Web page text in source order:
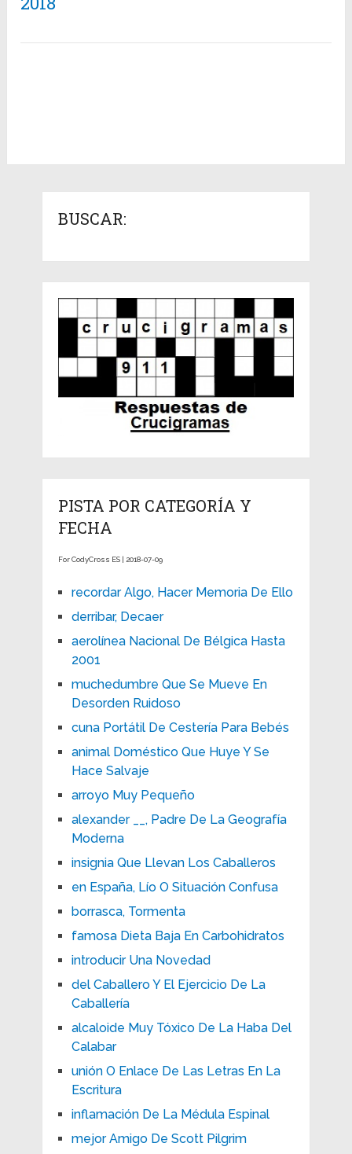
BUSCAR:
PISTA POR CATEGORÍA Y
FECHA
For CodyCross ES | 2018-07-09
recordar Algo, Hacer Memoria De Ello
derribar, Decaer
aerolínea Nacional De Bélgica Hasta
2001
muchedumbre Que Se Mueve En
Desorden Ruidoso
cuna Portátil De Cestería Para Bebés
animal Doméstico Que Huye Y Se
Hace Salvaje
arroyo Muy Pequeño
alexander __, Padre De La Geografía
Moderna
insignia Que Llevan Los Caballeros
en España, Lío O Situación Confusa
borrasca, Tormenta
famosa Dieta Baja En Carbohidratos
introducir Una Novedad
del Caballero Y El Ejercicio De La
Caballería
alcaloide Muy Tóxico De La Haba Del
Calabar
unión O Enlace De Las Letras En La
Escritura
inflamación De La Médula Espinal
mejor Amigo De Scott Pilgrim